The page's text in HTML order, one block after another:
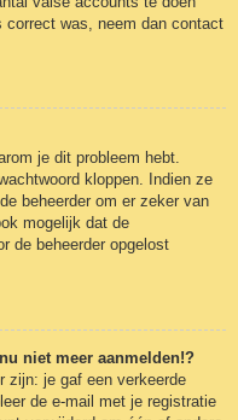
correct was, neem dan contact
je dit probleem hebt.
kloppen. Indien ze
beheerder om er zeker van
mogelijk dat de
de beheerder opgelost
niet meer aanmelden!?
zijn: je gaf een verkeerde
de e-mail met je registratie